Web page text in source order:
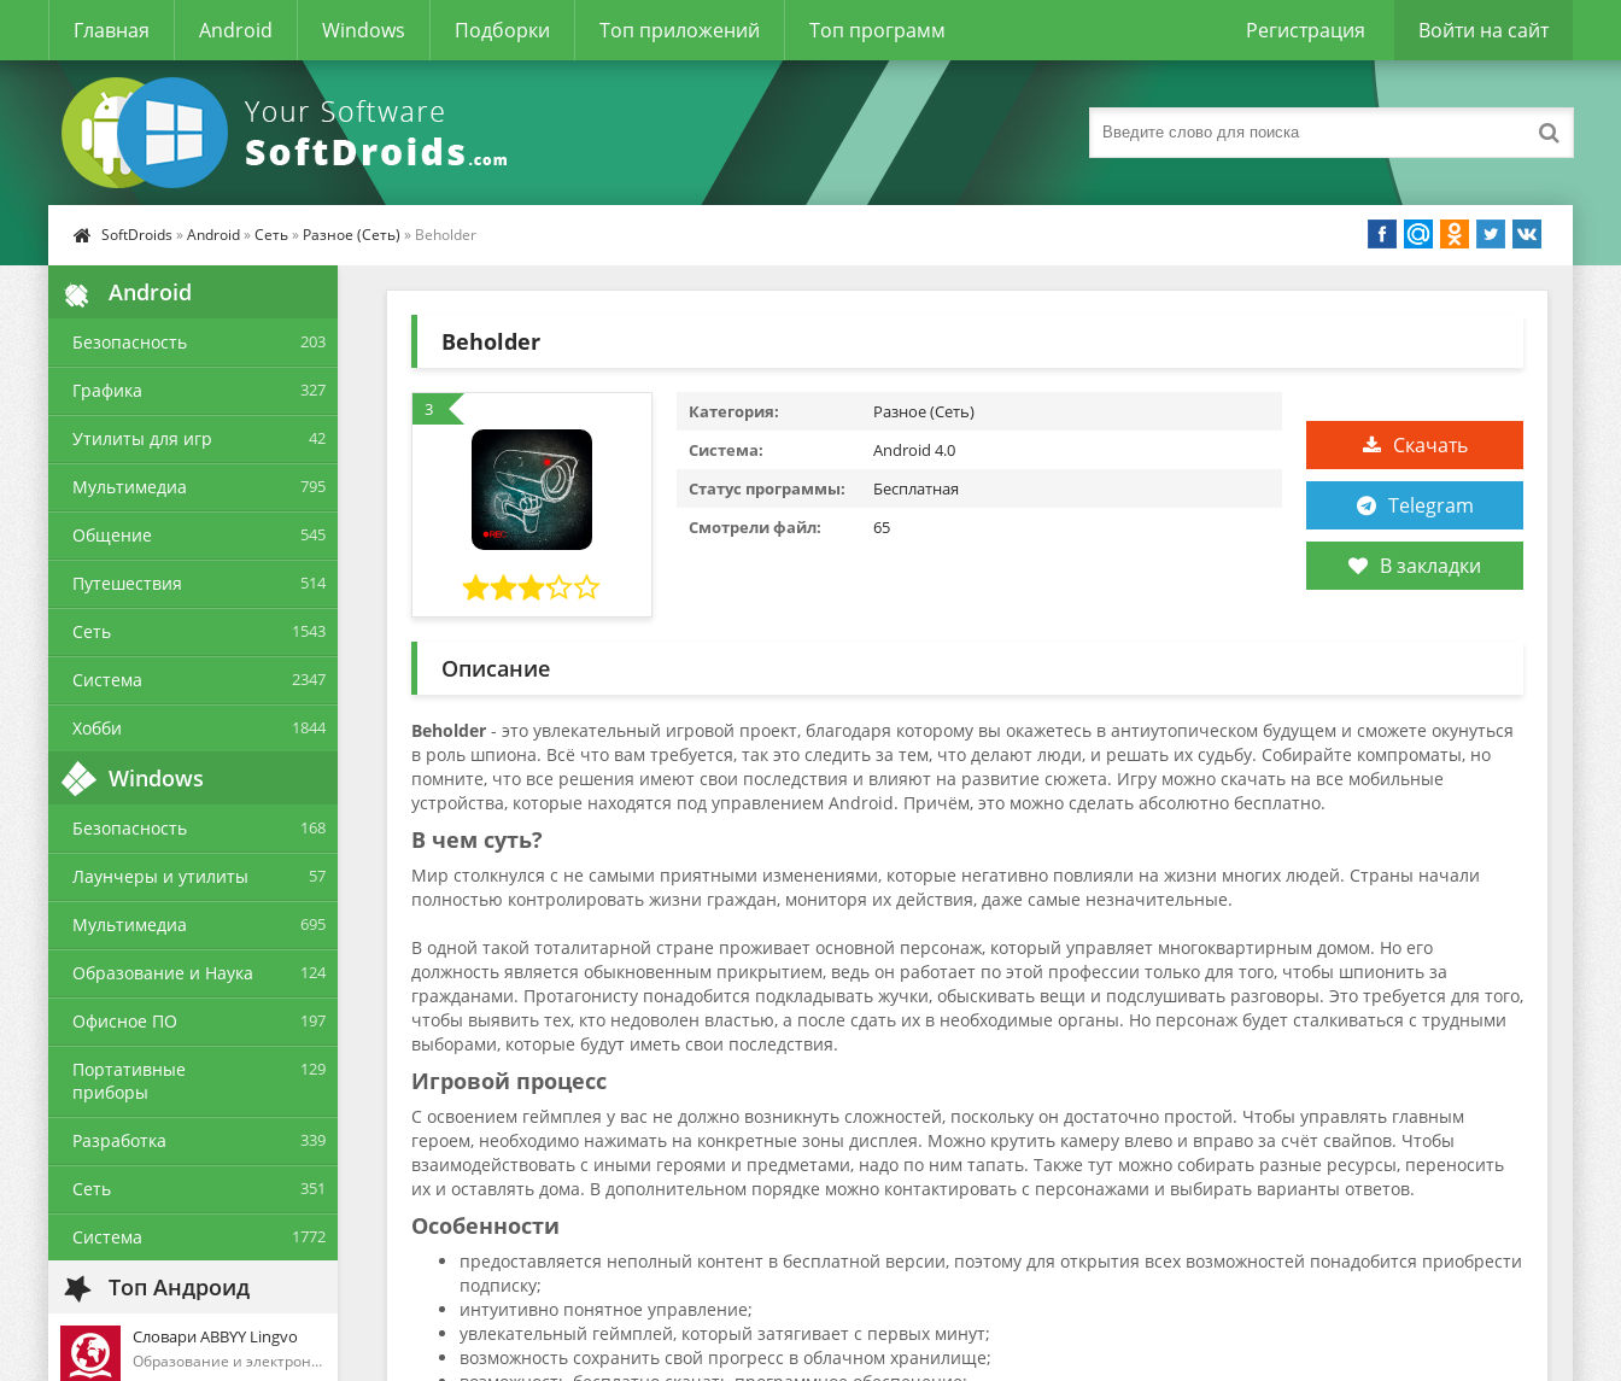
Главная Android Windows Подборки Топ приложений Топ программ Регистрация Войти на сайт
SoftDroids »Android»Сеть» Разное (Сеть) » Beholder
Android
Безопасность 203
Графика 327
Утилиты для игр 42
Мультимедиа 795
Общение 545
Путешествия 514
Сеть 1543
Система 2347
Хобби 1844
Windows
Безопасность 168
Лаунчеры и утилиты 57
Мультимедиа 695
Образование и Наука 124
Офисное ПО 197
Портативные
приборы
129
Разработка 339
Сеть 351
Система 1772
Топ Андроид
Словари ABBYY Lingvo
Образование и электронные книги
Beholder
3
Скачать
Telegram
В закладки
Категория:
Разное (Сеть)
Система:
Android 4.0
Статус программы:
Бесплатная
Смотрели файл:
65
Описание
Beholder - это увлекательный игровой проект, благодаря которому вы окажетесь в антиутопическом будущем и сможете окунуться
в роль шпиона. Всё что вам требуется, так это следить за тем, что делают люди, и решать их судьбу. Собирайте компроматы, но
помните, что все решения имеют свои последствия и влияют на развитие сюжета. Игру можно скачать на все мобильные
устройства, которые находятся под управлением Аndroid. Причём, это можно сделать абсолютно бесплатно.
В чем суть?
Мир столкнулся с не самыми приятными изменениями, которые негативно повлияли на жизни многих людей. Страны начали
полностью контролировать жизни граждан, мониторя их действия, даже самые незначительные.
В одной такой тоталитарной стране проживает основной персонаж, который управляет многоквартирным домом. Но его
должность является обыкновенным прикрытием, ведь он работает по этой профессии только для того, чтобы шпионить за
гражданами. Протагонисту понадобится подкладывать жучки, обыскивать вещи и подслушивать разговоры. Это требуется для того,
чтобы выявить тех, кто недоволен властью, а после сдать их в необходимые органы. Но персонаж будет сталкиваться с трудными
выборами, которые будут иметь свои последствия.
Игровой процесс
С освоением геймплея у вас не должно возникнуть сложностей, поскольку он достаточно простой. Чтобы управлять главным
героем, необходимо нажимать на конкретные зоны дисплея. Можно крутить камеру влево и вправо за счёт свайпов. Чтобы
взаимодействовать с иными героями и предметами, надо по ним тапать. Также тут можно собирать разные ресурсы, переносить
их и оставлять дома. В дополнительном порядке можно контактировать с персонажами и выбирать варианты ответов.
Особенности
предоставляется неполный контент в бесплатной версии, поэтому для открытия всех возможностей понадобится приобрести
подписку;
интуитивно понятное управление;
увлекательный геймплей, который затягивает с первых минут;
возможность сохранить свой прогресс в облачном хранилище;